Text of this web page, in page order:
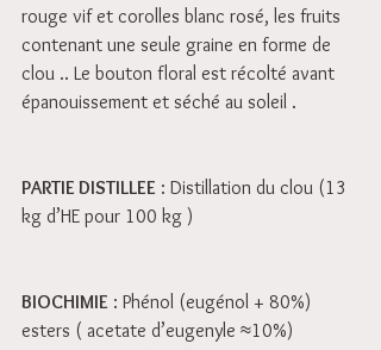
rouge vif et corolles blanc rosé, les fruits
contenant une seule graine en forme de
clou .. Le bouton floral est récolté avant
épanouissement et séché au soleil .
PARTIE DISTILLEE : Distillation du clou (13
kg d’HE pour 100 kg )
BIOCHIMIE : Phénol (eugénol + 80%)
esters ( acetate d’eugenyle ≈10%)